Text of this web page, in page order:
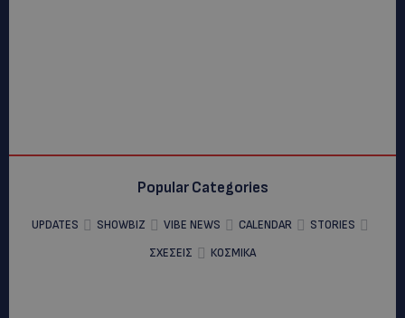
Popular Categories
UPDATES SHOWBIZ VIBE NEWS CALENDAR
STORIES
ΣΧΕΣΕΙΣ
ΚΟΣΜΙΚΑ